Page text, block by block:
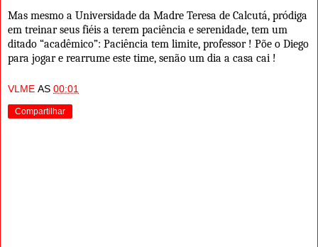
Mas mesmo a Universidade da Madre Teresa de Calcutá, pródiga
em treinar seus fiéis a terem paciência e serenidade, tem um
ditado “acadêmico”: Paciência tem limite, professor ! Põe o Diego
para jogar e rearrume este time, senão um dia a casa cai !
VLME AS 00:01
Compartilhar